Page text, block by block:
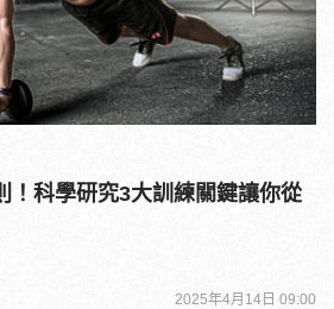
！科學研究3大訓練關鍵讓你從
2025年4月14日 09:00